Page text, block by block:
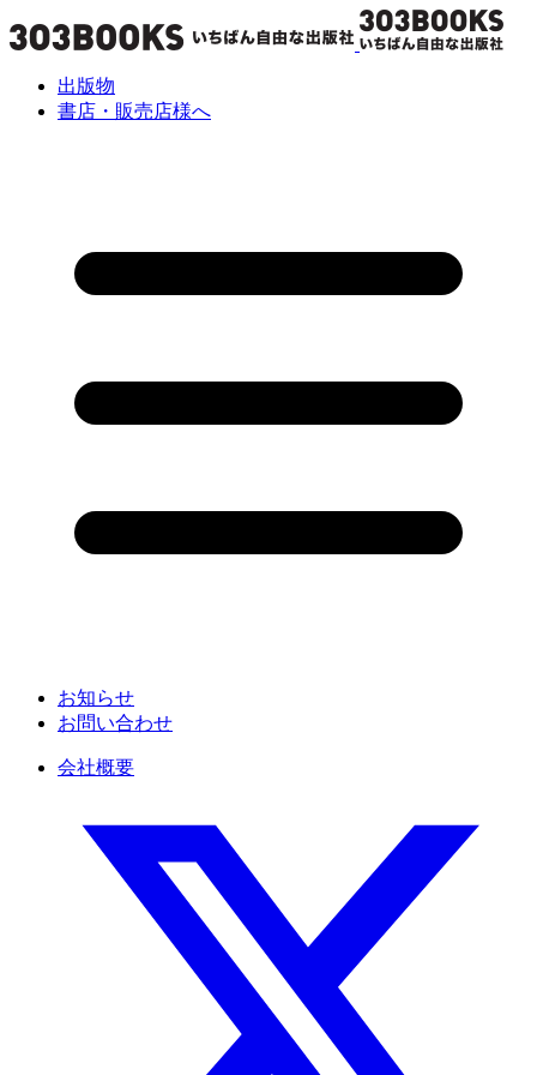
出版物
書店・販売店様へ
お知らせ
お問い合わせ
会社概要